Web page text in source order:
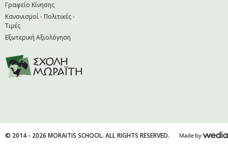
Γραφείο Κίνησης
Κανονισμοί - Πολιτικές -
Τιμές
Εξωτερική Αξιολόγηση
© 2014 - 2026 MORAITIS SCHOOL. ALL RIGHTS RESERVED.